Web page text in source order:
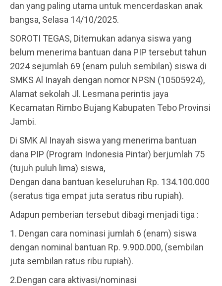
dan yang paling utama untuk mencerdaskan anak
bangsa, Selasa 14/10/2025.
SOROTI TEGAS, Ditemukan adanya siswa yang
belum menerima bantuan dana PIP tersebut tahun
2024 sejumlah 69 (enam puluh sembilan) siswa di
SMKS Al Inayah dengan nomor NPSN (10505924),
Alamat sekolah Jl. Lesmana perintis jaya
Kecamatan Rimbo Bujang Kabupaten Tebo Provinsi
Jambi.
Di SMK Al Inayah siswa yang menerima bantuan
dana PIP (Program Indonesia Pintar) berjumlah 75
(tujuh puluh lima) siswa,
Dengan dana bantuan keseluruhan Rp. 134.100.000
(seratus tiga empat juta seratus ribu rupiah).
Adapun pemberian tersebut dibagi menjadi tiga :
1. Dengan cara nominasi jumlah 6 (enam) siswa
dengan nominal bantuan Rp. 9.900.000, (sembilan
juta sembilan ratus ribu rupiah).
2.Dengan cara aktivasi/nominasi